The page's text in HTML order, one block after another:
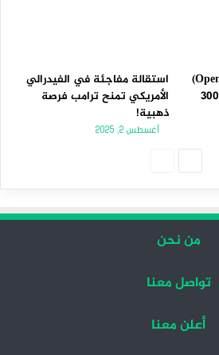
صحيفة: “أوبن إيه آي” (OpenAI)
تصل قيمتها السوقية إلى 300
استقالة مفاجئة في الفيدرالي
الأمريكي تمنح ترامب فرصة
ذهبية!
أغسطس 2, 2025
من نحن
تواصل معنا
أعلن معنا